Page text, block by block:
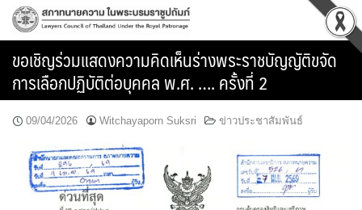
Skip
ขอเชิญร่วมแสดงความคิดเห็นร่างพระราชบัญญัติขจัด
การเลือกปฏิบัติต่อบุคคล พ.ศ. …. ครั้งที่ 2
09/04/2026 Witchayaporn Suksri ข่าวประชาสัมพันธ์